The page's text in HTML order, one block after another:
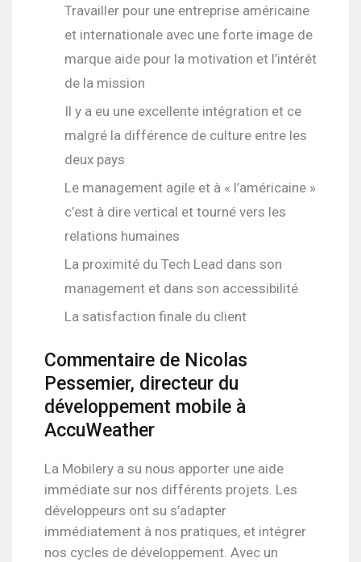
Travailler pour une entreprise américaine
et internationale avec une forte image de
marque aide pour la motivation et l’intérêt
de la mission
Il y a eu une excellente intégration et ce
malgré la différence de culture entre les
deux pays
Le management agile et à « l’américaine »
c’est à dire vertical et tourné vers les
relations humaines
La proximité du Tech Lead dans son
management et dans son accessibilité
La satisfaction finale du client
Commentaire de Nicolas
Pessemier, directeur du
développement mobile à
AccuWeather
La Mobilery a su nous apporter une aide
immédiate sur nos différents projets. Les
développeurs ont su s’adapter
immédiatement à nos pratiques, et intégrer
nos cycles de développement. Avec un